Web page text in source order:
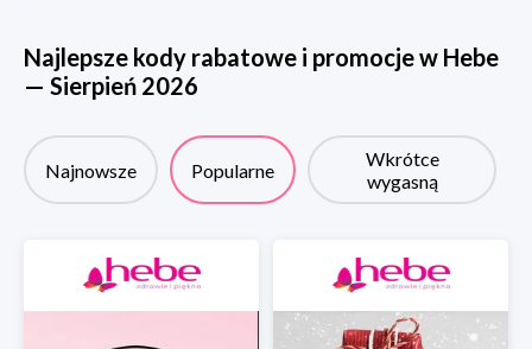
Najlepsze kody rabatowe i promocje w Hebe
— Sierpień 2026
Najnowsze Popularne
Wkrótce
wygasną